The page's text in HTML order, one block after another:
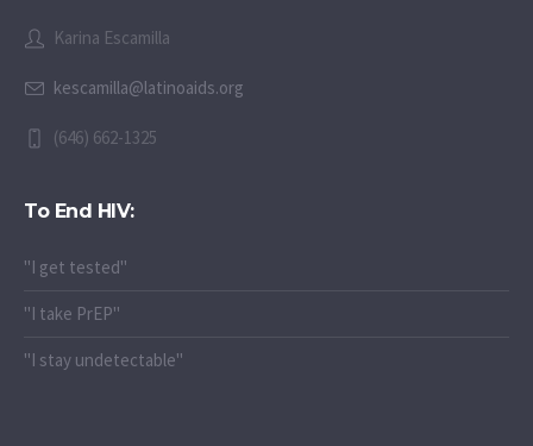
Karina Escamilla
kescamilla@latinoaids.org
(646) 662-1325
To End HIV:
"I get tested"
"I take PrEP"
"I stay undetectable"